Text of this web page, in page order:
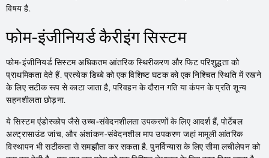
विषय है.
फोम-इंजीनियर्ड कैरीइंग सिस्टम
फोम-इंजीनियर्ड सिस्टम अधिकतम आंतरिक स्थिरीकरण और फिट परिशुद्धता को
प्राथमिकता देते हैं. प्रत्येक डिब्बे को एक विशिष्ट घटक को एक निश्चित स्थिति में रखने
के लिए सटीक रूप से काटा जाता है, परिवहन के दौरान गति या कंपन के प्रति शून्य
सहनशीलता छोड़ना.
ये सिस्टम एंडोस्कोप जैसे उच्च-संवेदनशीलता उपकरणों के लिए आदर्श हैं, पोर्टेबल
अल्ट्रासाउंड जांच, और अंशांकन-संवेदनशील माप उपकरण जहां मामूली आंतरिक
विस्थापन भी सटीकता से समझौता कर सकता है. पुनर्विन्यास के लिए सीमा लचीलेपन को